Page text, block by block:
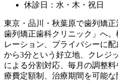
休診日：水・木・祝日
東京・品川・秋葉原で歯列矯
歯列矯正歯科クリニック」へ
レーション、プライバシーに
から3分という好立地、クレジ
による分割対応、毎月の調整
療費定額制、治療期間を可能